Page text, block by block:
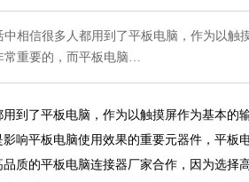
中相信很多人都用到了平板电脑，作为以触
常重要的，而平板电脑…
到了平板电脑，作为以触摸屏作为基本的
影响平板电脑使用效果的重要元器件，平板
质的平板电脑连接器厂家合作，因为选